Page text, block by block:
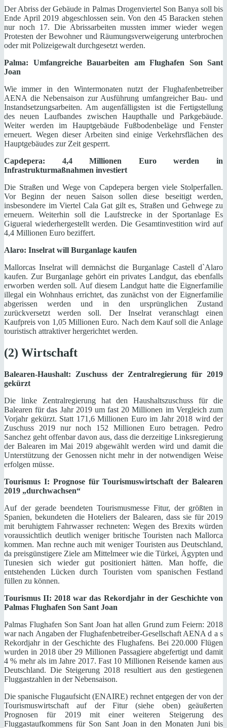
Der Abriss der Gebäude in Palmas Drogenviertel Son Banya soll bis
Ende April 2019 abgeschlossen sein. Von den 45 Baracken stehen
nur noch 17. Die Abrissarbeiten mussten immer wieder wegen
Protesten der Bewohner und Räumungsverweigerung unterbrochen
oder mit Polizeigewalt durchgesetzt werden.
Palma: Umfangreiche Bauarbeiten am Flughafen Son Sant
Joan
Wie immer in den Wintermonaten nutzt der Flughafenbetreiber
AENA die Nebensaison zur Ausführung umfangreicher Bau- und
Instandsetzungsarbeiten. Am augenfälligsten ist die Fertigstellung
des neuen Laufbandes zwischen Haupthalle und Parkgebäude.
Weiter werden im Hauptgebäude Fußbodenbeläge und Fenster
erneuert. Wegen dieser Arbeiten sind einige Verkehrsflächen des
Hauptgebäudes zur Zeit gesperrt.
Capdepera: 4,4 Millionen Euro werden in
Infrastrukturmaßnahmen investiert
Die Straßen und Wege von Capdepera bergen viele Stolperfallen.
Vor Beginn der neuen Saison sollen diese beseitigt werden,
insbesondere im Viertel Cala Gat gilt es, Straßen und Gehwege zu
erneuern. Weiterhin soll die Laufstrecke in der Sportanlage Es
Gigueral wiederhergestellt werden. Die Gesamtinvestition wird auf
4,4 Millionen Euro beziffert.
Alaro: Inselrat will Burganlage kaufen
Mallorcas Inselrat will demnächst die Burganlage Castell d`Alaro
kaufen. Zur Burganlage gehört ein privates Landgut, das ebenfalls
erworben werden soll. Auf diesem Landgut hatte die Eignerfamilie
illegal ein Wohnhaus errichtet, das zunächst von der Eignerfamilie
abgerissen werden und in den ursprünglichen Zustand
zurückversetzt werden soll. Der Inselrat veranschlagt einen
Kaufpreis von 1,05 Millionen Euro. Nach dem Kauf soll die Anlage
touristisch attraktiver hergerichtet werden.
(2) Wirtschaft
Balearen-Haushalt: Zuschuss der Zentralregierung für 2019
gekürzt
Die linke Zentralregierung hat den Haushaltszuschuss für die
Balearen für das Jahr 2019 um fast 20 Millionen im Vergleich zum
Vorjahr gekürzt. Statt 171,6 Millionen Euro im Jahr 2018 wird der
Zuschuss 2019 nur noch 152 Millionen Euro betragen. Pedro
Sanchez geht offenbar davon aus, dass die derzeitige Linksregierung
der Balearen im Mai 2019 abgewählt werden wird und damit die
Unterstützung der Genossen nicht mehr in der notwendigen Weise
erfolgen müsse.
Tourismus I: Prognose für Tourismuswirtschaft der Balearen
2019 „durchwachsen“
Auf der gerade beendeten Tourismusmesse Fitur, der größten in
Spanien, bekundeten die Hoteliers der Balearen, dass sie für 2019
mit beruhigtem Fahrwasser rechneten: Wegen des Brexits würden
voraussichtlich deutlich weniger britische Touristen nach Mallorca
kommen. Man rechne auch mit weniger Touristen aus Deutschland,
da preisgünstigere Ziele am Mittelmeer wie die Türkei, Ägypten und
Tunesien sich wieder gut positioniert hätten. Man hoffe, die
entstehenden Lücken durch Touristen vom spanischen Festland
füllen zu können.
Tourismus II: 2018 war das Rekordjahr in der Geschichte von
Palmas Flughafen Son Sant Joan
Palmas Flughafen Son Sant Joan hat allen Grund zum Feiern: 2018
war nach Angaben der Flughafenbetreiber-Gesellschaft AENA d a s
Rekordjahr in der Geschichte des Flughafens. Bei 220.000 Flügen
wurden in 2018 über 29 Millionen Passagiere abgefertigt und damit
4 % mehr als im Jahre 2017. Fast 10 Millionen Reisende kamen aus
Deutschland. Die Steigerung 2018 resultiert aus den gestiegenen
Fluggastzahlen in der Nebensaison.
Die spanische Flugaufsicht (ENAIRE) rechnet entgegen der von der
Tourismuswirtschaft auf der Fitur (siehe oben) geäußerten
Prognosen für 2019 mit einer weiteren Steigerung des
Fluggastaufkommens für Son Sant Joan in den Monaten Juni bis